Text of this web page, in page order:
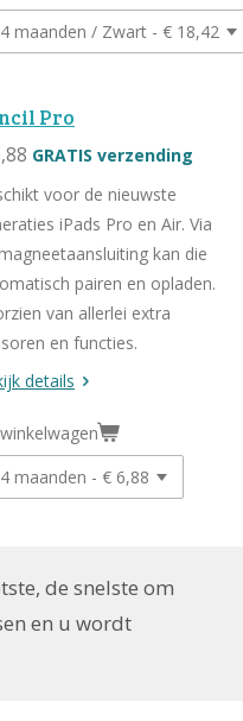
Pro
GRATIS verzending
voor de nieuwste
iPads Pro en Air. Via
kan die
pairen en opladen.
van allerlei extra
en functies.
details
de snelste om
en u wordt